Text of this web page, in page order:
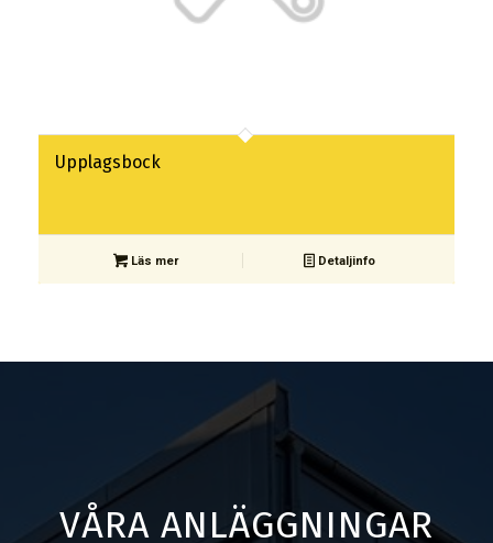
Upplagsbock
Läs mer Detaljinfo
VÅRA ANLÄGGNINGAR